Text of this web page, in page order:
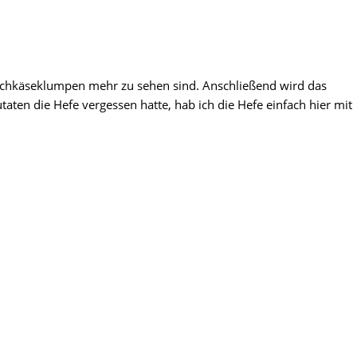
mehr zu sehen sind. Anschließend wird das
die Hefe vergessen hatte, hab ich die Hefe einfach hier mit